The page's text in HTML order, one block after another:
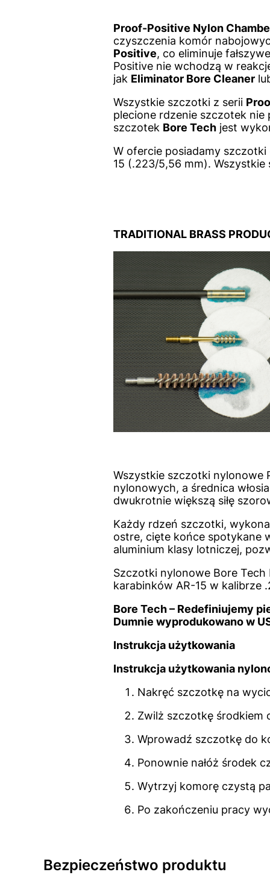
Proof-Positive Nylon
czyszczenia komór
Positive, co eliminuje
Positive nie wchodzą w
jak Eliminator Bore Cleaner
Wszystkie szczotki z serii
plecione rdzenie szczotek nie
szczotek Bore Tech jest
W ofercie posiadamy
15 (.223/5,56 mm).
TRADITIONAL
Wszystkie szczotki nylonowe
nylonowych, a średnica
dwukrotnie większą siłę
Każdy rdzeń szczotki,
ostre, cięte końce spotykane
aluminium klasy lotniczej,
Szczotki nylonowe Bore
karabinków AR-15 w kalibrze
Bore Tech – Redefiniujemy
Dumnie wyprodukowano w
Instrukcja użytkowania
Instrukcja użytkowania
Nakręć szczotkę na
Zwilż szczotkę środkiem
Wprowadź szczotkę do
Ponownie nałóż środek
Wytrzyj komorę czystą
Po zakończeniu pracy
Bezpieczeństwo produktu